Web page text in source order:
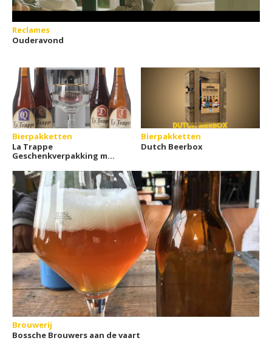
Reclames
Ouderavond
Bierpakketten
La Trappe
Geschenkverpakking met
Bierpakketten
Dutch Beerbox
Brouwerij
Bossche Brouwers aan de vaart